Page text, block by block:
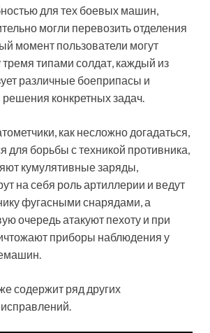
для тех боевых машин,
могли перевозить отделения
момент пользователи могут
типами солдат, каждый из
различные боеприпасы и
конкретных задач.
как несложно догадаться,
для борьбы с техникой противника,
кумулятивные заряды,
на себя роль артиллерии и ведут
фугасными снарядами, а
очередь атакуют пехоту и при
приборы наблюдения у
содержит ряд других